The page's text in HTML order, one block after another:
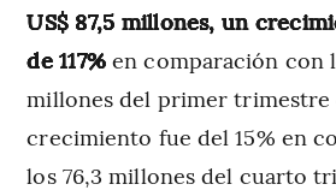
US$ 87,5 millones, un
de 117% en comparación con
millones del primer trimestre
crecimiento fue del 15% en
los 76,3 millones del cuarto